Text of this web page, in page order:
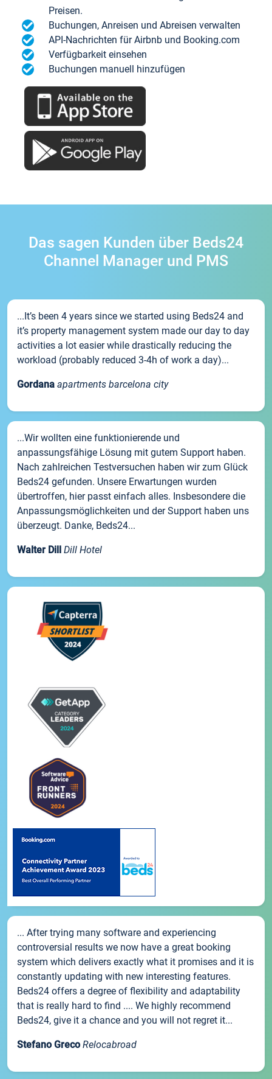
Preisen.
Buchungen, Anreisen und Abreisen verwalten
API-Nachrichten für Airbnb und Booking.com
Verfügbarkeit einsehen
Buchungen manuell hinzufügen
Das sagen Kunden über Beds24
Channel Manager und PMS
...It’s been 4 years since we started using Beds24 and
it’s property management system made our day to day
activities a lot easier while drastically reducing the
workload (probably reduced 3-4h of work a day)...
Gordana apartments barcelona city
...Wir wollten eine funktionierende und
anpassungsfähige Lösung mit gutem Support haben.
Nach zahlreichen Testversuchen haben wir zum Glück
Beds24 gefunden. Unsere Erwartungen wurden
übertroffen, hier passt einfach alles. Insbesondere die
Anpassungsmöglichkeiten und der Support haben uns
überzeugt. Danke, Beds24...
Walter Dill Dill Hotel
... After trying many software and experiencing
controversial results we now have a great booking
system which delivers exactly what it promises and it is
constantly updating with new interesting features.
Beds24 offers a degree of flexibility and adaptability
that is really hard to find .... We highly recommend
Beds24, give it a chance and you will not regret it...
Stefano Greco Relocabroad